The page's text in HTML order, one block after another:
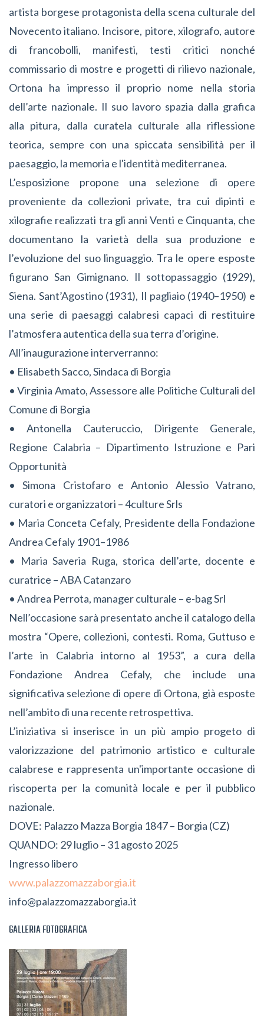
artista borgese protagonista della scena culturale del
Novecento italiano. Incisore, pitore, xilografo, autore
di francobolli, manifesti, testi critici nonché
commissario di mostre e progetti di rilievo nazionale,
Ortona ha impresso il proprio nome nella storia
dell’arte nazionale. Il suo lavoro spazia dalla grafica
alla pitura, dalla curatela culturale alla riflessione
teorica, sempre con una spiccata sensibilità per il
paesaggio, la memoria e l'identità mediterranea.
L’esposizione propone una selezione di opere
proveniente da collezioni private, tra cui dipinti e
xilografie realizzati tra gli anni Venti e Cinquanta, che
documentano la varietà della sua produzione e
l’evoluzione del suo linguaggio. Tra le opere esposte
figurano San Gimignano. Il sottopassaggio (1929),
Siena. Sant’Agostino (1931), Il pagliaio (1940–1950) e
una serie di paesaggi calabresi capaci di restituire
l’atmosfera autentica della sua terra d’origine.
All’inaugurazione interverranno:
• Elisabeth Sacco, Sindaca di Borgia
• Virginia Amato, Assessore alle Politiche Culturali del
Comune di Borgia
• Antonella Cauteruccio, Dirigente Generale,
Regione Calabria – Dipartimento Istruzione e Pari
Opportunità
• Simona Cristofaro e Antonio Alessio Vatrano,
curatori e organizzatori – 4culture Srls
• Maria Conceta Cefaly, Presidente della Fondazione
Andrea Cefaly 1901–1986
• Maria Saveria Ruga, storica dell’arte, docente e
curatrice – ABA Catanzaro
• Andrea Perrota, manager culturale – e-bag Srl
Nell’occasione sarà presentato anche il catalogo della
mostra “Opere, collezioni, contesti. Roma, Guttuso e
l’arte in Calabria intorno al 1953”, a cura della
Fondazione Andrea Cefaly, che include una
significativa selezione di opere di Ortona, già esposte
nell’ambito di una recente retrospettiva.
L’iniziativa si inserisce in un più ampio progeto di
valorizzazione del patrimonio artistico e culturale
calabrese e rappresenta un'importante occasione di
riscoperta per la comunità locale e per il pubblico
nazionale.
DOVE: Palazzo Mazza Borgia 1847 – Borgia (CZ)
QUANDO: 29 luglio – 31 agosto 2025
Ingresso libero
www.palazzomazzaborgia.it
info@palazzomazzaborgia.it
GALLERIA FOTOGRAFICA